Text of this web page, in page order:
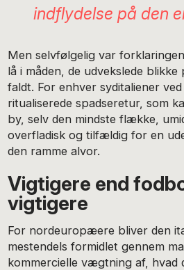
indflydelse på den
Men selvfølgelig var
lå i måden, de udvekslede
faldt. For enhver syditaliener
ritualiserede spadseretur, som
by, selv den mindste flække,
overfladisk og tilfældig for en
den ramme alvor.
Vigtigere end
vigtigere
For nordeuropæere bliver den
mestendels formidlet gennem
kommercielle vægtning af,